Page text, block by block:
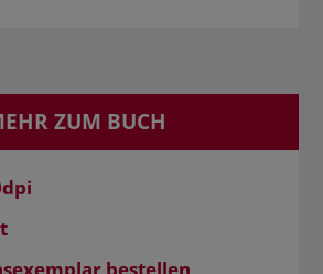
ZUM BUCH
bestellen